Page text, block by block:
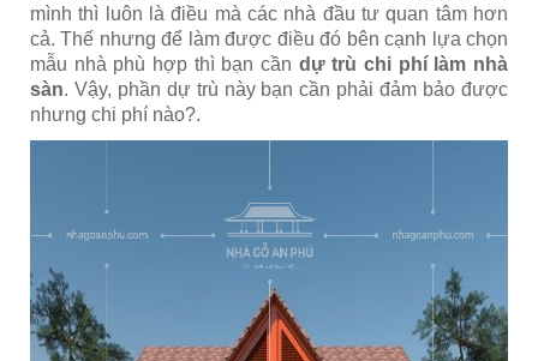
mình thì luôn là điều mà các nhà đầu tư quan tâm hơn
cả. Thế nhưng để làm được điều đó bên cạnh lựa chọn
mẫu nhà phù hợp thì bạn cần dự trù chi phí làm nhà
sàn. Vậy, phần dự trù này bạn cần phải đảm bảo được
nhưng chi phí nào?.